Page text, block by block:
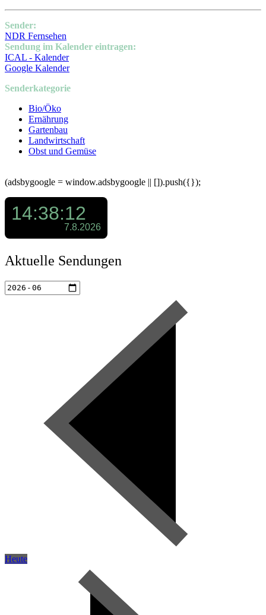
Sender:
NDR Fernsehen
Sendung im Kalender eintragen:
ICAL - Kalender
Google Kalender
Senderkategorie
Bio/Öko
Ernährung
Gartenbau
Landwirtschaft
Obst und Gemüse
(adsbygoogle = window.adsbygoogle || []).push({});
Aktuelle Sendungen
Heute